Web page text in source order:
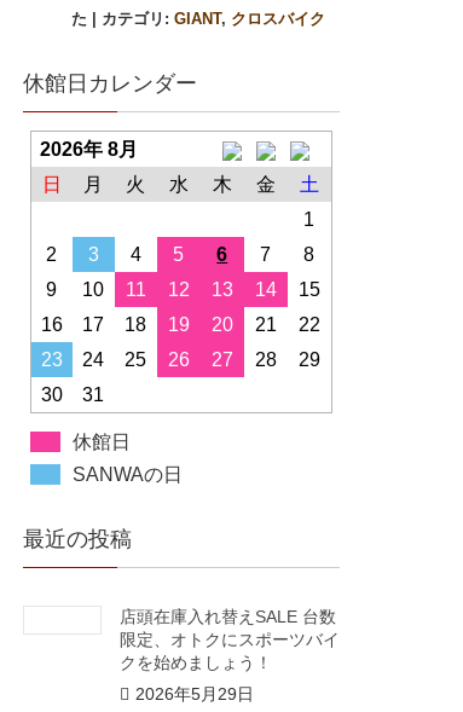
た
カテゴリ: GIANT, クロスバイク
休館日カレンダー
2026年 8月
日
月 火 水 木 金
土
1
2
3 4 5 6 7
8
9
10 11 12 13 14
15
16
17 18 19 20 21
22
23
24 25 26 27 28
29
30
31
休館日
SANWAの日
最近の投稿
店頭在庫入れ替えSALE 台数
限定、オトクにスポーツバイ
クを始めましょう！
2026年5月29日